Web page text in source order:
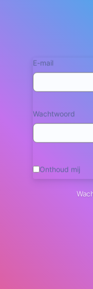
E-mail
Wachtwoord
Onthoud mij